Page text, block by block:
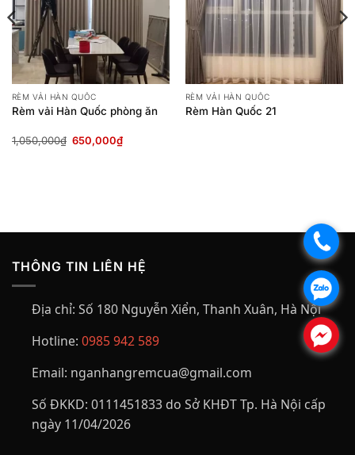
RÈM VẢI HÀN QUỐC
Rèm vải Hàn Quốc phòng ăn
1,050,000₫ Giá
650,000₫Giá
hiện
RÈM VẢI HÀN QUỐC
Rèm Hàn Quốc 21
THÔNG TIN LIÊN HỆ
Địa chỉ: Số 180 Nguyễn Xiển, Thanh Xuân, Hà Nội
Hotline: 0985 942 589
Email: nganhangremcua@gmail.com
Số ĐKKD: 0111451833 do Sở KHĐT Tp. Hà Nội cấp
ngày 11/04/2026
.
.
.